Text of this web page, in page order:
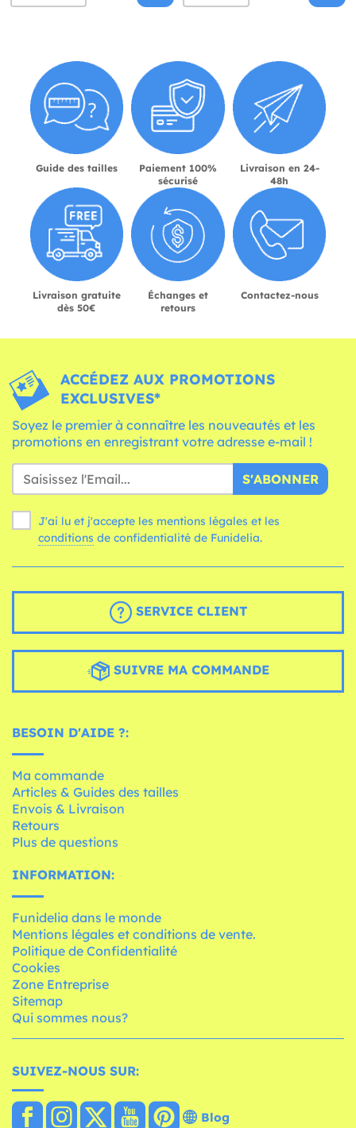
Guide des tailles
Paiement 100%
sécurisé
Livraison en 24-
48h
Livraison gratuite
dès 50€
Échanges et
retours
Contactez-nous
ACCÉDEZ AUX PROMOTIONS
EXCLUSIVES*
Soyez le premier à connaître les nouveautés et les
promotions en enregistrant votre adresse e-mail !
S'ABONNER
J'ai lu et j'accepte les mentions légales et les
conditions de confidentialité de Funidelia.
SERVICE CLIENT
SUIVRE MA COMMANDE
BESOIN D'AIDE ?:
Ma commande
Articles & Guides des tailles
Envois & Livraison
Retours
Plus de questions
INFORMATION:
Funidelia dans le monde
Mentions légales et conditions de vente.
Politique de Confidentialité
Cookies
Zone Entreprise
Sitemap
Qui sommes nous?
SUIVEZ-NOUS SUR:
Blog